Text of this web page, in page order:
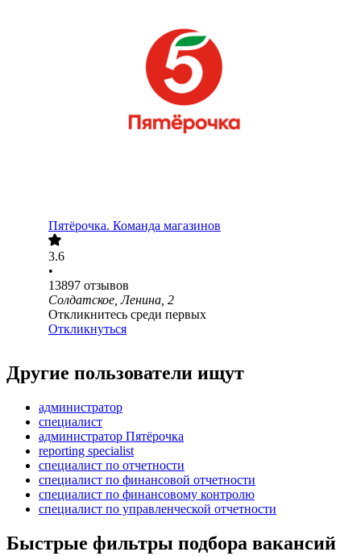
Пятёрочка. Команда магазинов
3.6
•
13897 отзывов
Солдатское, Ленина, 2
Откликнитесь среди первых
Откликнуться
Другие пользователи ищут
администратор
специалист
администратор Пятёрочка
reporting specialist
специалист по отчетности
специалист по финансовой отчетности
специалист по финансовому контролю
специалист по управленческой отчетности
Быстрые фильтры подбора вакансий